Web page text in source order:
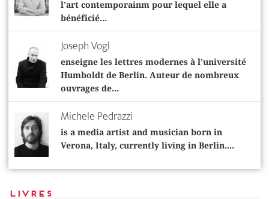
l’art contemporainm pour lequel elle a
bénéficié...
Joseph Vogl
enseigne les lettres modernes à l’université
Humboldt de Berlin. Auteur de nombreux
ouvrages de...
Michele Pedrazzi
is a media artist and musician born in
Verona, Italy, currently living in Berlin....
Livres